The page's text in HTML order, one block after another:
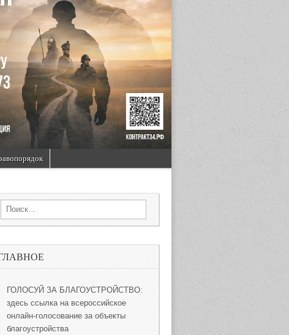
Search for:
ГОЛОСУЙ ЗА БЛАГОУСТРОЙСТВО:
здесь ссылка на всероссийское
онлайн-голосование за объекты
благоустройства